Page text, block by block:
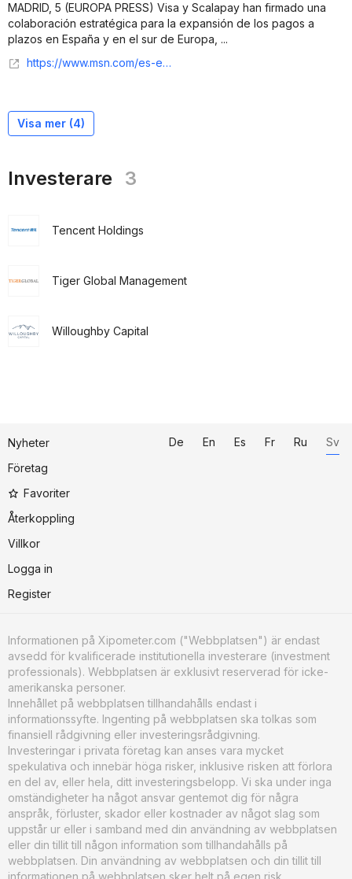
MADRID, 5 (EUROPA PRESS) Visa y Scalapay han firmado una
colaboración estratégica para la expansión de los pagos a
plazos en España y en el sur de Europa, ...
https://www.msn.com/es-es/dinero/economia/visa-y-scalapay-firman-una-colaboraci%C3%B3n-estrat%C3%A9gica-para-la-expansi%C3%B3n-de-los-pagos-a-plazos-en-espa%C3%B1a/ar-AA1vjnUU?ocid=finance-verthp-feeds
Visa mer (4)
Investerare 3
Tencent Holdings
Tiger Global Management
Willoughby Capital
Nyheter
Företag
Favoriter
Återkoppling
Villkor
Logga in
Register
De En Es Fr Ru Sv
Informationen på Xipometer.com ("Webbplatsen") är endast
avsedd för kvalificerade institutionella investerare (investment
professionals). Webbplatsen är exklusivt reserverad för icke-
amerikanska personer.
Innehållet på webbplatsen tillhandahålls endast i
informationssyfte. Ingenting på webbplatsen ska tolkas som
finansiell rådgivning eller investeringsrådgivning.
Investeringar i privata företag kan anses vara mycket
spekulativa och innebär höga risker, inklusive risken att förlora
en del av, eller hela, ditt investeringsbelopp. Vi ska under inga
omständigheter ha något ansvar gentemot dig för några
anspråk, förluster, skador eller kostnader av något slag som
uppstår ur eller i samband med din användning av webbplatsen
eller din tillit till någon information som tillhandahålls på
webbplatsen. Din användning av webbplatsen och din tillit till
informationen på webbplatsen sker helt på egen risk.